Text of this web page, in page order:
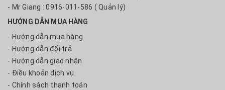
- Mr Giang : 0916-011-586 ( Quản lý)
HƯỚNG DẪN MUA HÀNG
- Hướng dẫn mua hàng
- Hướng dẫn đổi trả
- Hướng dẫn giao nhận
- Điều khoản dịch vụ
- Chính sách thanh toán